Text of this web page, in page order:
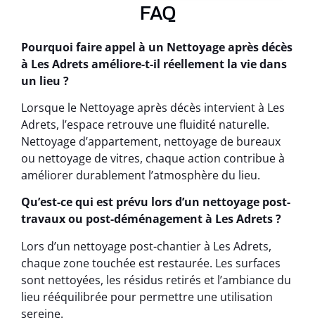
FAQ
Pourquoi faire appel à un Nettoyage après décès
à Les Adrets améliore-t-il réellement la vie dans
un lieu ?
Lorsque le Nettoyage après décès intervient à Les
Adrets, l’espace retrouve une fluidité naturelle.
Nettoyage d’appartement, nettoyage de bureaux
ou nettoyage de vitres, chaque action contribue à
améliorer durablement l’atmosphère du lieu.
Qu’est-ce qui est prévu lors d’un nettoyage post-
travaux ou post-déménagement à Les Adrets ?
Lors d’un nettoyage post-chantier à Les Adrets,
chaque zone touchée est restaurée. Les surfaces
sont nettoyées, les résidus retirés et l’ambiance du
lieu rééquilibrée pour permettre une utilisation
sereine.